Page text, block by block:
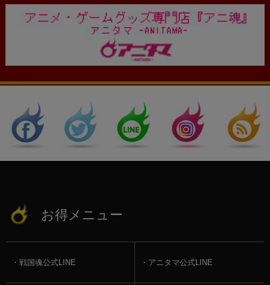
お得メニュー
戦国魂公式LINE アニタマ公式LINE